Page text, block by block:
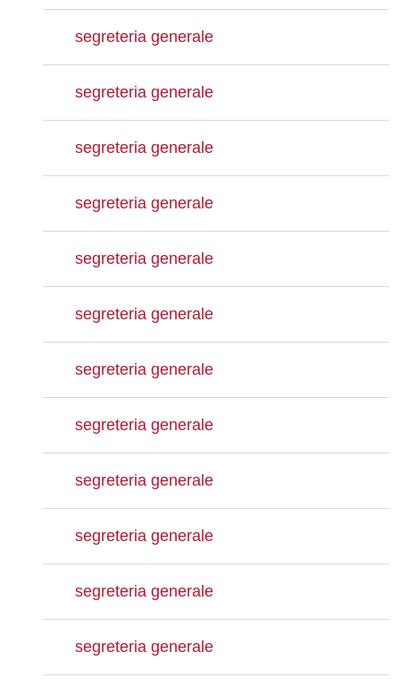
segreteria generale
segreteria generale
segreteria generale
segreteria generale
segreteria generale
segreteria generale
segreteria generale
segreteria generale
segreteria generale
segreteria generale
segreteria generale
segreteria generale